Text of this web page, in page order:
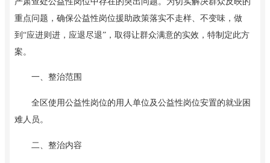
重点问题，确保公益性岗位援助政策落实不走样、不变味，做
到 “应进则进，应退尽退”，取得让群众满意的实效，特制定此方
案。
一、整治范围
全区使用公益性岗位的用人单位及公益性岗位安置的就业困
难人员。
二、整治内容